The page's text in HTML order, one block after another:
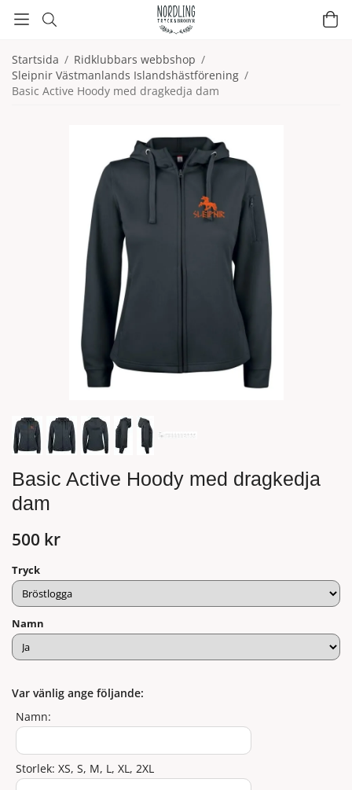
Startsida / Ridklubbars webbshop /
Sleipnir Västmanlands Islandshästförening /
Basic Active Hoody med dragkedja dam
Basic Active Hoody med dragkedja
dam
500 kr
Tryck
Namn
Var vänlig ange följande:
Namn:
Storlek: XS, S, M, L, XL, 2XL